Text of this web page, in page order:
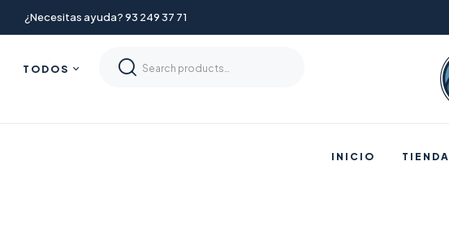
¿Necesitas ayuda? 93 249 37 71
TODOS
INICIO TIENDA